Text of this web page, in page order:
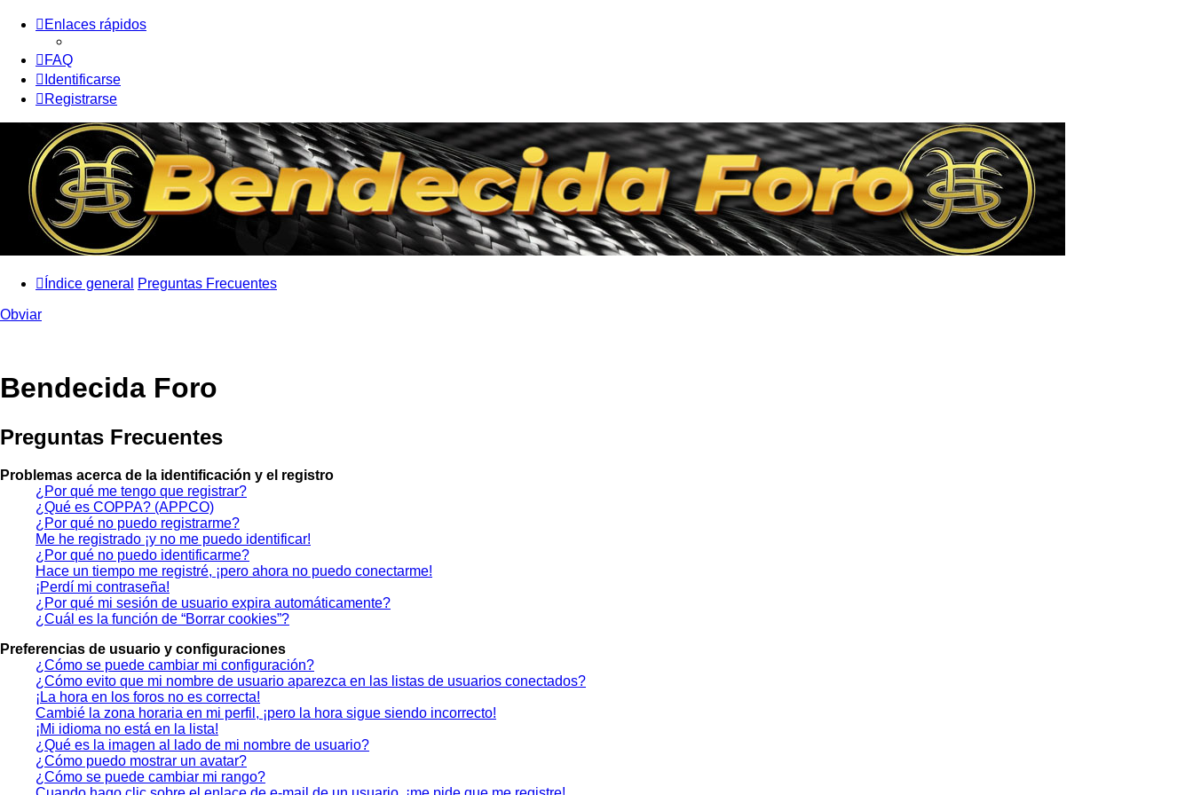
Enlaces rápidos
FAQ
Identificarse
Registrarse
Índice general Preguntas Frecuentes
Obviar
Bendecida Foro
Preguntas Frecuentes
Problemas acerca de la identificación y el registro
¿Por qué me tengo que registrar?
¿Qué es COPPA? (APPCO)
¿Por qué no puedo registrarme?
Me he registrado ¡y no me puedo identificar!
¿Por qué no puedo identificarme?
Hace un tiempo me registré, ¡pero ahora no puedo conectarme!
¡Perdí mi contraseña!
¿Por qué mi sesión de usuario expira automáticamente?
¿Cuál es la función de “Borrar cookies”?
Preferencias de usuario y configuraciones
¿Cómo se puede cambiar mi configuración?
¿Cómo evito que mi nombre de usuario aparezca en las listas de usuarios conectados?
¡La hora en los foros no es correcta!
Cambié la zona horaria en mi perfil, ¡pero la hora sigue siendo incorrecto!
¡Mi idioma no está en la lista!
¿Qué es la imagen al lado de mi nombre de usuario?
¿Cómo puedo mostrar un avatar?
¿Cómo se puede cambiar mi rango?